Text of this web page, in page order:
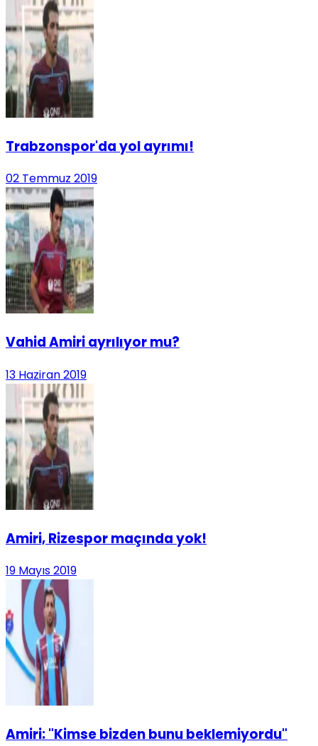
Trabzonspor'da yol ayrımı!
02 Temmuz 2019
Vahid Amiri ayrılıyor mu?
13 Haziran 2019
Amiri, Rizespor maçında yok!
19 Mayıs 2019
Amiri: "Kimse bizden bunu beklemiyordu"